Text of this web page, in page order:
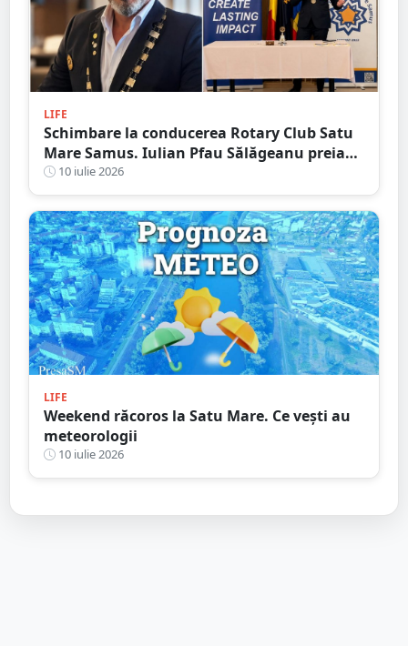
LIFE
Schimbare la conducerea Rotary Club Satu
Mare Samus. Iulian Pfau Sălăgeanu preia
mandatul de președinte
10 iulie 2026
LIFE
Weekend răcoros la Satu Mare. Ce vești au
meteorologii
10 iulie 2026